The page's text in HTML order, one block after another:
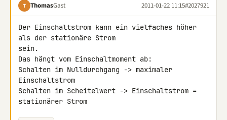
T ThomasGast 2011-01-22 11:15#2027921
Der Einschaltstrom kann ein vielfaches höher
als der stationäre Strom
sein.
Das hängt vom Einschaltmoment ab:
Schalten im Nulldurchgang -> maximaler
Einschaltstrom
Schalten im Scheitelwert -> Einschaltstrom =
stationärer Strom